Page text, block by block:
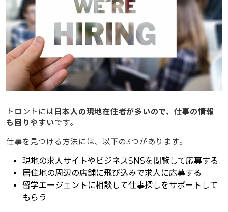
トロントには 日本人の現地在住者が多いので、仕事の情報
も回りやすいです。
仕事を見つける方法には、以下の3つがあります。
現地の求人サイトやビジネスSNSを閲覧して応募する
居住地の周辺の店舗に飛び込みで求人に応募する
留学エージェントに相談して仕事探しをサポートして
もらう